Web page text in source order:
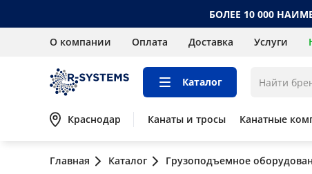
БОЛЕЕ 10 000
О компании Оплата Доставка Услуги
Каталог
Краснодар Канаты и тросы Канатные
Главная Каталог Грузоподъемное